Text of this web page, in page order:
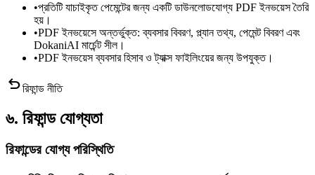
•প্রতিটি যাচাইকৃত পেমেন্টের জন্য একটি ডাউনলোডযোগ্য PDF ইনভয়েস তৈরি
হয়।
•PDF ইনভয়েসে অন্তর্ভুক্ত: ব্যবসার বিবরণ, প্ল্যান তথ্য, পেমেন্ট বিবরণ এবং
DokaniAI মার্চেন্ট সীল।
•PDF ইনভয়েস ব্যবসার হিসাব ও ট্যাক্স ফাইলিংয়ের জন্য উপযুক্ত।
undoরিফান্ড নীতি
৬. রিফান্ড যোগ্যতা
রিফান্ডের যোগ্য পরিস্থিতি